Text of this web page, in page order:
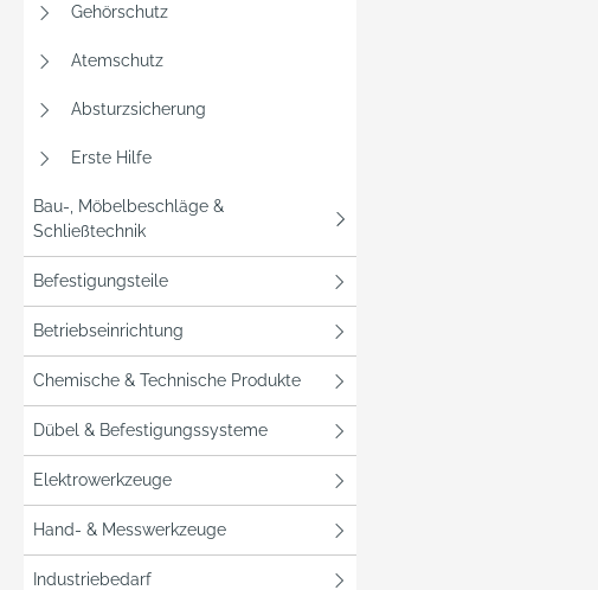
Gehörschutz
Atemschutz
Absturzsicherung
Erste Hilfe
Bau-, Möbelbeschläge &
Schließtechnik
Befestigungsteile
Betriebseinrichtung
Chemische & Technische Produkte
Dübel & Befestigungssysteme
Elektrowerkzeuge
Hand- & Messwerkzeuge
Industriebedarf